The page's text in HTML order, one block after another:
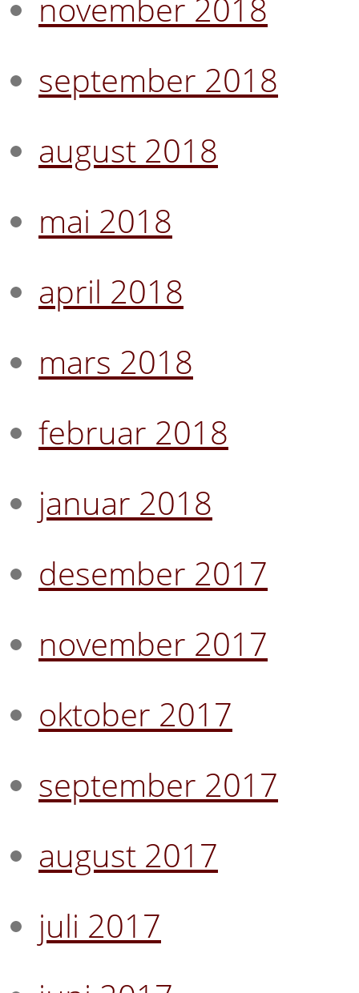
november 2018
september 2018
august 2018
mai 2018
april 2018
mars 2018
februar 2018
januar 2018
desember 2017
november 2017
oktober 2017
september 2017
august 2017
juli 2017